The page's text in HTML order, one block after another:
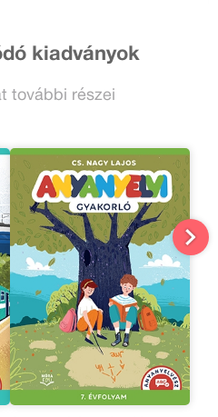
kiadványok
további részei